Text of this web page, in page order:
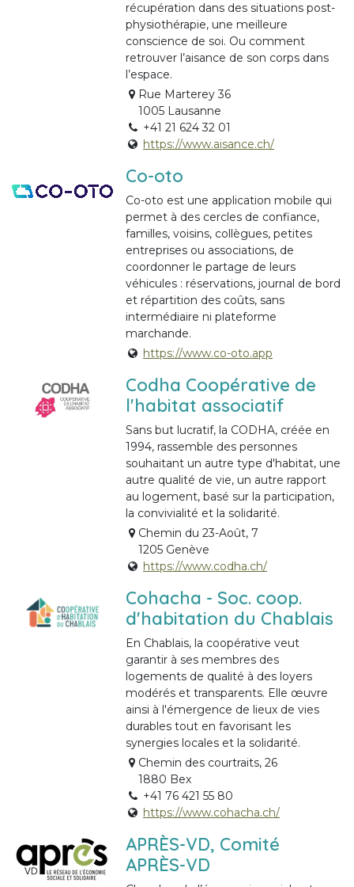
récupération dans des situations post-
physiothérapie, une meilleure
conscience de soi. Ou comment
retrouver l’aisance de son corps dans
l’espace.
Rue Marterey 36
1005 Lausanne
+41 21 624 32 01
https://www.aisance.ch/
Co-oto
Co-oto est une application mobile qui
permet à des cercles de confiance,
familles, voisins, collègues, petites
entreprises ou associations, de
coordonner le partage de leurs
véhicules : réservations, journal de bord
et répartition des coûts, sans
intermédiaire ni plateforme
marchande.
https://www.co-oto.app
Codha Coopérative de
l'habitat associatif
Sans but lucratif, la CODHA, créée en
1994, rassemble des personnes
souhaitant un autre type d'habitat, une
autre qualité de vie, un autre rapport
au logement, basé sur la participation,
la convivialité et la solidarité.
Chemin du 23-Août, 7
1205 Genève
https://www.codha.ch/
Cohacha - Soc. coop.
d'habitation du Chablais
En Chablais, la coopérative veut
garantir à ses membres des
logements de qualité à des loyers
modérés et transparents. Elle œuvre
ainsi à l'émergence de lieux de vies
durables tout en favorisant les
synergies locales et la solidarité.
Chemin des courtraits, 26
1880 Bex
+41 76 421 55 80
https://www.cohacha.ch/
APRÈS-VD, Comité
APRÈS-VD